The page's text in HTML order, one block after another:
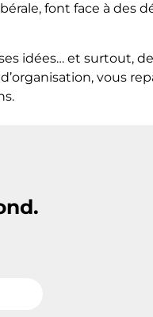
font face à des
idées… et surtout,
vous